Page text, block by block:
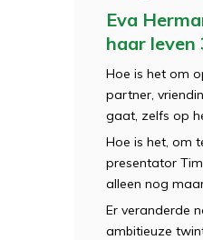
Eva
haar leven
Hoe is het om
partner,
gaat, zelfs op
Hoe is het, om
presentator
alleen nog
Er veranderde
ambitieuze